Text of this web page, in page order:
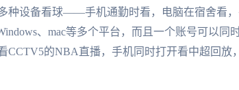
种设备看球——手机通勤时看，电脑在宿舍看，
、mac等多个平台，而且一个账号可以
CCTV5的NBA直播，手机同时打开看中超回放